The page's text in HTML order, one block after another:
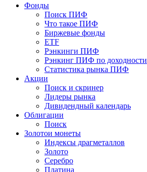
Фонды
Поиск ПИФ
Что такое ПИФ
Биржевые фонды
ETF
Рэнкинги ПИФ
Рэнкинг ПИФ по доходности
Статистика рынка ПИФ
Акции
Поиск и скринер
Лидеры рынка
Дивидендный календарь
Облигации
Поиск
Золотои монеты
Индексы драгметаллов
Золото
Серебро
Платина